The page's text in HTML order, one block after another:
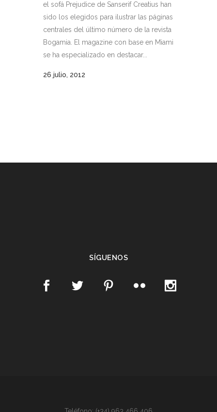
el sofá Prejudice de Sanserif Creatius han
sido los elegidos para ilustrar las páginas
centrales del último número de la revista
Bogamia. El magazine con base en Miami
se ha especializado en destacar...
26 julio, 2012
SÍGUENOS